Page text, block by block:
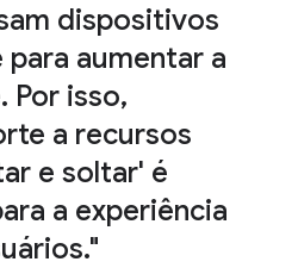
dispositivos
aumentar a
Por isso,
a recursos
e soltar' é
a experiência